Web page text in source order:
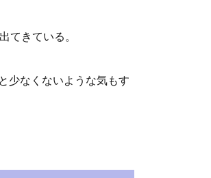
てきている。
少なくないような気もす